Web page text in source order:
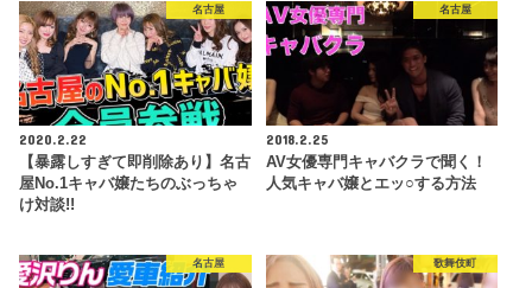
名古屋
2020.2.22
【暴露しすぎて即削除あり】名古
屋No.1キャバ嬢たちのぶっちゃ
け対談!!
名古屋
2018.2.25
AV女優専門キャバクラで聞く！
人気キャバ嬢とエッ○する方法
名古屋 歌舞伎町